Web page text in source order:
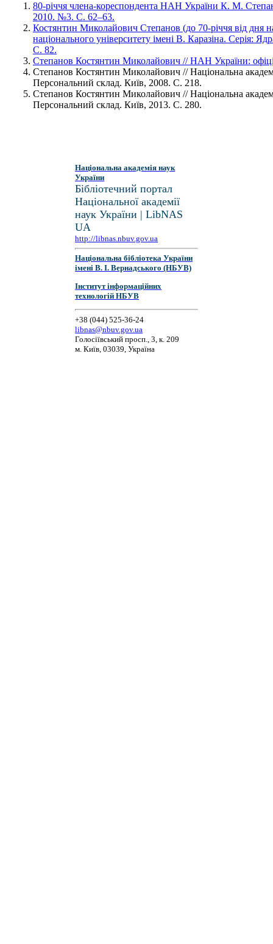
80-річчя члена-кореспондента НАН України К. М.
2010. №3. С. 62–63.
Костянтин Миколайович Степанов (до 70-річчя від дня
національного університету імені В. Каразіна. Серія:
С. 82.
Степанов Костянтин Миколайович // НАН України:
Степанов Костянтин Миколайович // Національна
Персональний склад. Київ, 2008. С. 218.
Степанов Костянтин Миколайович // Національна
Персональний склад. Київ, 2013. С. 280.
Національна академія наук
України
Бібліотечний портал
Національної академії
наук України | LibNAS
UA
http://libnas.nbuv.gov.ua
Національна бібліотека України
імені В. І. Вернадського (НБУВ)
Інститут інформаційних
технологій НБУВ
+38 (044) 525-36-24
libnas@nbuv.gov.ua
Голосіївський просп., 3, к. 209
м. Київ, 03039, Україна